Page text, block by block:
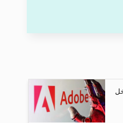
داخل